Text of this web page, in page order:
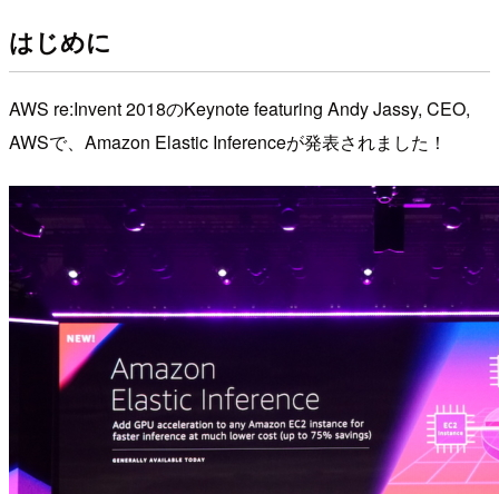
はじめに
AWS re:Invent 2018のKeynote featuring Andy Jassy, CEO,
AWSで、Amazon Elastic Inferenceが発表されました！